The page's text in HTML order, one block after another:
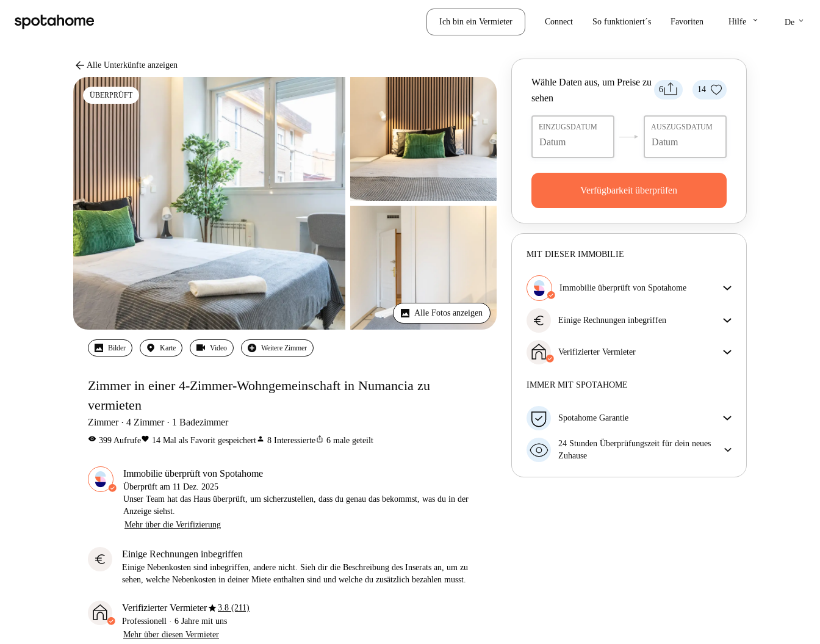
Ich bin ein Vermieter Connect So funktioniert´s Favoriten Hilfe keyboard_arrow_down De keyboard_arrow_down
arrow_back Alle Unterkünfte anzeigen
ÜBERPRÜFT
Alle Fotos anzeigen
Bilder Karte Video Weitere Zimmer
Zimmer in einer 4-Zimmer-Wohngemeinschaft in Numancia zu
vermieten
Zimmer 4 Zimmer 1 Badezimmer
visibility 399 Aufrufefavorite 14 Mal als Favorit gespeichertperson 8 Interessierteios_share 6 male geteilt
Immobilie überprüft von Spotahome
Überprüft am 11 Dez. 2025
Unser Team hat das Haus überprüft, um sicherzustellen, dass du genau das bekommst, was du in der
Anzeige siehst.
Mehr über die Verifizierung
euro Einige Rechnungen inbegriffen
Einige Nebenkosten sind inbegriffen, andere nicht. Sieh dir die Beschreibung des Inserats an, um zu
sehen, welche Nebenkosten in deiner Miete enthalten sind und welche du zusätzlich bezahlen musst.
Verifizierter Vermieterstar3.8 (211)
Professionell · 6 Jahre mit uns
Mehr über diesen Vermieter
6 14
Wähle Daten aus, um Preise zu
sehen
EINZUGSDATUM AUSZUGSDATUM
Verfügbarkeit überprüfen
MIT DIESER IMMOBILIE
Immobilie überprüft von Spotahome
sicherzustellen, dass du genau das bekommst, was du
Mehr über die Verifizierung
euro Einige Rechnungen inbegriffen
Sieh dir die Beschreibung des Inserats an, um zu
sehen, welche Nebenkosten in deiner Miete enthalten
Verifizierter Vermieter
Mehr über diesen Vermieter
IMMER MIT SPOTAHOME
Spotahome Garantie
Falls der Vermieter deine Buchung kurzfristig
storniert, werden wir dir entweder A) ein Hotel
finden oder B) den gezahlten Betrag vollständig
24 Stunden Überprüfungszeit für dein neues
Zuhause